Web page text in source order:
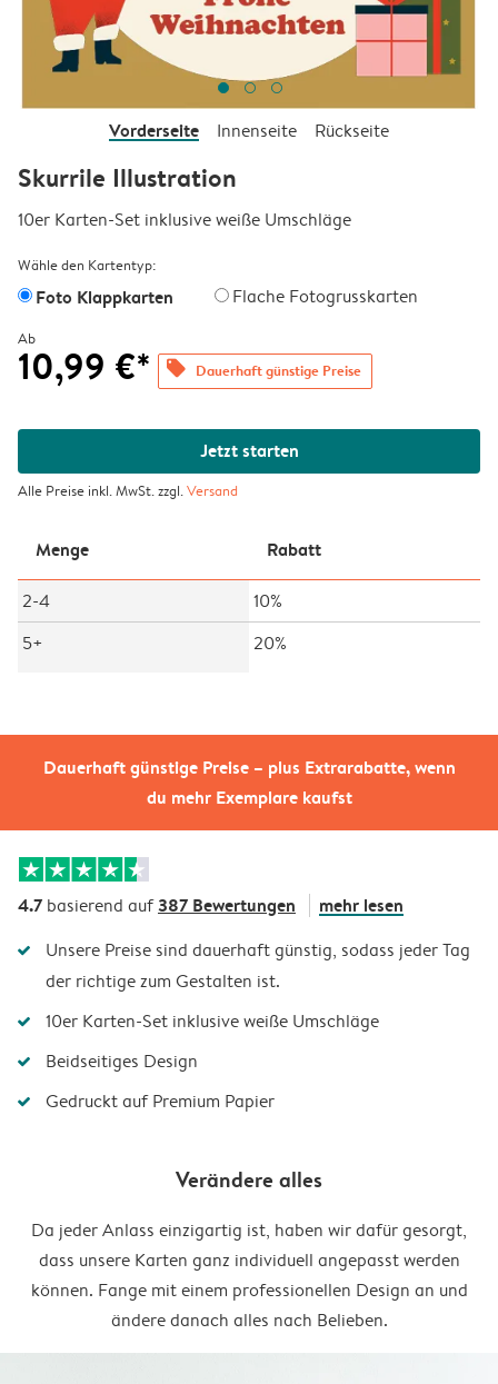
Dauerhaft günstige Preise – plus Extrarabatte, wenn
du mehr Exemplare kaufst
Vorderseite Innenseite Rückseite
Skurrile Illustration
10er Karten-Set inklusive weiße Umschläge
Wähle den Kartentyp:
Foto Klappkarten Flache Fotogrusskarten
Ab
10,99 €* offers Dauerhaft günstige Preise
Jetzt starten
Alle Preise inkl. MwSt. zzgl.Versand
Menge Rabatt
2-4
10%
5+
20%
4.7 basierend auf387 Bewertungen mehr lesen
Unsere Preise sind dauerhaft günstig, sodass jeder Tag
der richtige zum Gestalten ist.
10er Karten-Set inklusive weiße Umschläge
Beidseitiges Design
Gedruckt auf Premium Papier
Verändere alles
Da jeder Anlass einzigartig ist, haben wir dafür gesorgt,
dass unsere Karten ganz individuell angepasst werden
können. Fange mit einem professionellen Design an und
ändere danach alles nach Belieben.